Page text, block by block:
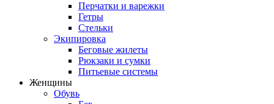
Перчатки и варежки
Гетры
Стельки
Экипировка
Беговые жилеты
Рюкзаки и сумки
Питьевые системы
Женщины
Обувь